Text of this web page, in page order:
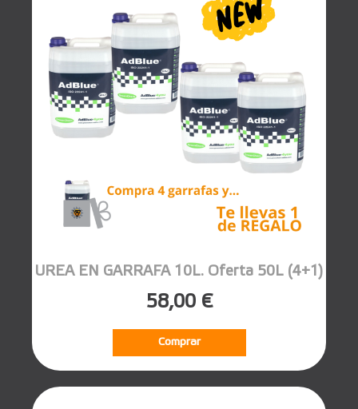
UREA EN GARRAFA 10L. Oferta 50L (4+1)
58,00 €
Comprar